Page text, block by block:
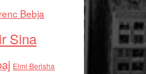
Bebja
Sina
Elmi Berisha